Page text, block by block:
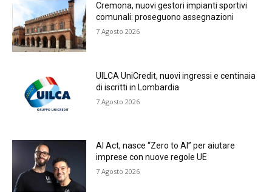
Cremona, nuovi gestori impianti sportivi
comunali: proseguono assegnazioni
7 Agosto 2026
UILCA UniCredit, nuovi ingressi e centinaia
di iscritti in Lombardia
7 Agosto 2026
AI Act, nasce “Zero to AI” per aiutare
imprese con nuove regole UE
7 Agosto 2026